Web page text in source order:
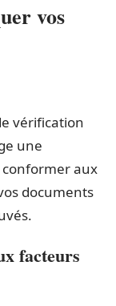
vos
vérification
une
aux
documents
facteurs